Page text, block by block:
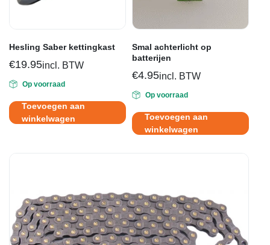
Hesling Saber kettingkast
€19.95incl. BTW
Op voorraad
Toevoegen aan
winkelwagen
Smal achterlicht op
batterijen
€4.95incl. BTW
Op voorraad
Toevoegen aan
winkelwagen